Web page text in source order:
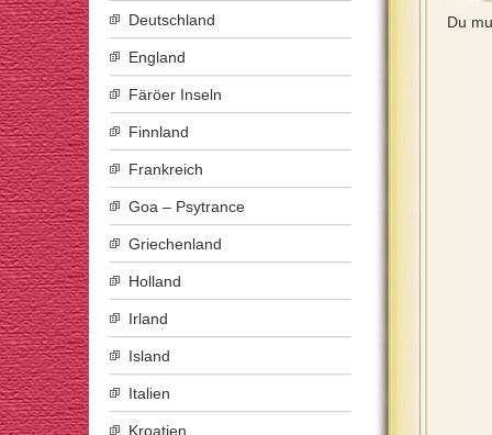
Du
Deutschland
England
Färöer Inseln
Finnland
Frankreich
Goa – Psytrance
Griechenland
Holland
Irland
Island
Italien
Kroatien